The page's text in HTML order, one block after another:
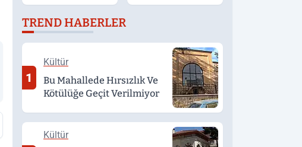
Koruyalım' Çağrısı
Açıklandı
TREND HABERLER
1
Kültür
Bu Mahallede Hırsızlık Ve
Kötülüğe Geçit Verilmiyor
Kültür